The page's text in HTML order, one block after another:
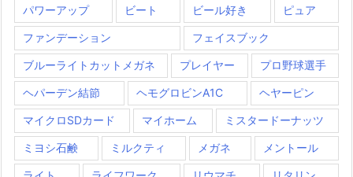
パワーアップ ビート ビール好き ピュア
ファンデーション フェイスブック
ブルーライトカットメガネ プレイヤー プロ野球選手
ヘパーデン結節 ヘモグロビンA1C ヘヤーピン
マイクロSDカード マイホーム ミスタードーナッツ
ミヨシ石鹸 ミルクティ メガネ メントール